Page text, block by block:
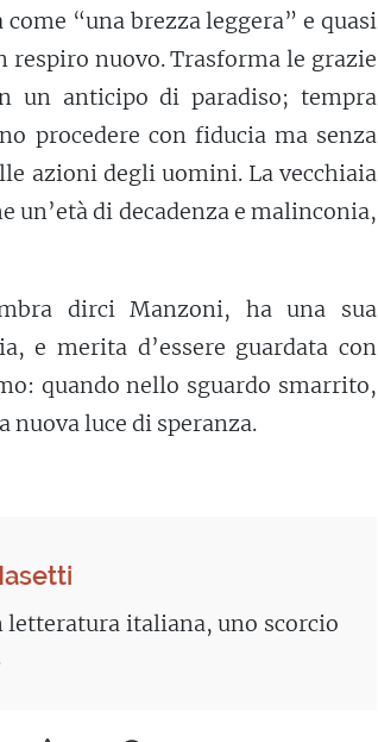
“una brezza leggera” e quasi
respiro nuovo. Trasforma le grazie
un anticipo di paradiso; tempra
procedere con fiducia ma senza
azioni degli uomini. La vecchiaia
un’età di decadenza e malinconia,
dirci Manzoni, ha una sua
e merita d’essere guardata con
quando nello sguardo smarrito,
nuova luce di speranza.
italiana, uno scorcio